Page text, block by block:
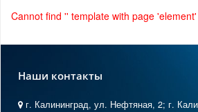
Cannot find '' template with page 'element'
Наши контакты
г. Калининград, ул. Нефтяная, 2; г.